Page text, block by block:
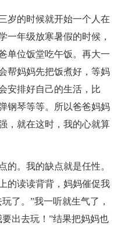
岁的时候就开始一个人在
一年级放寒暑假的时候，
单位饭堂吃午饭。再大一
帮妈妈先把饭煮好，等妈
安排好自己的生活，比
钢琴等等。所以爸爸妈妈
，就在这时，我的心就算
的。我的缺点就是任性。
的读读背背，妈妈催促我
了。”我一听就生气了，
出去玩！”结果把妈妈也